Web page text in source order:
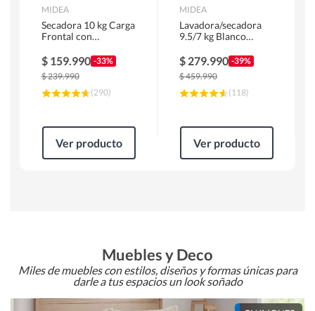
MIDEA
Secadora 10 kg Carga
Frontal con
MD100A100/W2
$ 159.990 -33%
$239.990
(290)
Ver producto
MIDEA
Lavadora/secadora
9.5/7 kg Blanco
$ 279.990 -39%
$459.990
(118)
Ver producto
Muebles y Deco
Miles de muebles con estilos, diseños y formas únicas para
darle a tus espacios un look soñado